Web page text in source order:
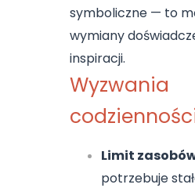
symboliczne — to
wymiany
inspiracji.
Wyzwania
Limit
potrzebuje